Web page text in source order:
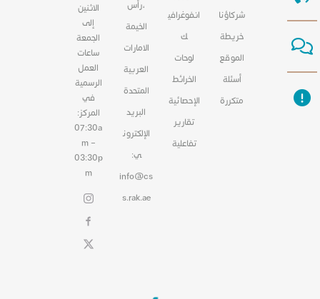
شركاؤنا
خريطة
الموقع
أسئلة
متكررة
انفوغرافي
ك
لوحات
الخرائط
الإحصائية
تقارير
تفاعلية
،رأس
الخيمة
الامارات
العربية
المتحدة
البريد
الإلكترون
ي:
info@cs
s.rak.ae
الاثنين
إلى
الجمعة
ساعات
العمل
الرسمية
في
المركز:
07:30a
m –
03:30p
m